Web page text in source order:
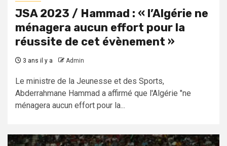
JSA 2023 / Hammad : « l’Algérie ne
ménagera aucun effort pour la
réussite de cet évènement »
3 ans il y a Admin
Le ministre de la Jeunesse et des Sports,
Abderrahmane Hammad a affirmé que l'Algérie "ne
ménagera aucun effort pour la...